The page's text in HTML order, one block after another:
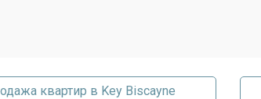
квартир в Key Biscayne